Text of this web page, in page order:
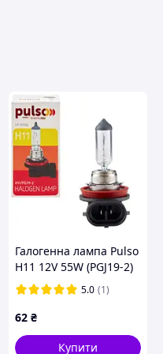
Галогенна лампа Pulso
H11 12V 55W (PGJ19-2)
5.0 (1)
62 ₴
Купити